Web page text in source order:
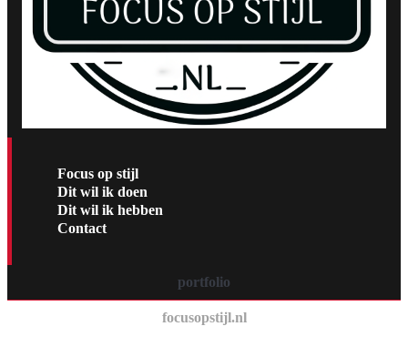
Focus op stijl
Dit wil ik doen
Dit wil ik hebben
Contact
portfolio
focusopstijl.nl